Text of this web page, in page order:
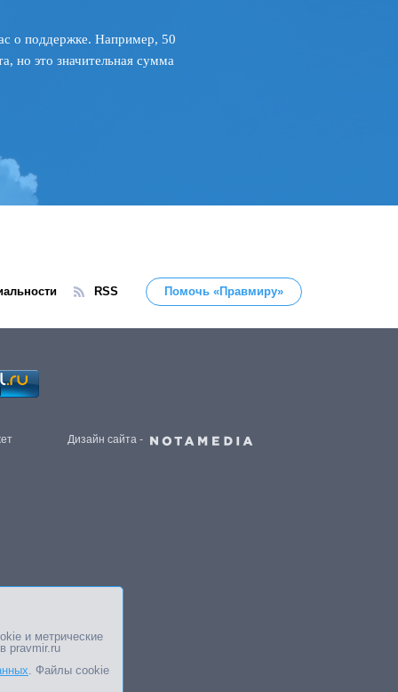
о поддержке. Например, 50
но это значительная сумма
RSS Помочь «Правмиру»
Дизайн сайта -
и метрические
в pravmir.ru
. Файлы cookie